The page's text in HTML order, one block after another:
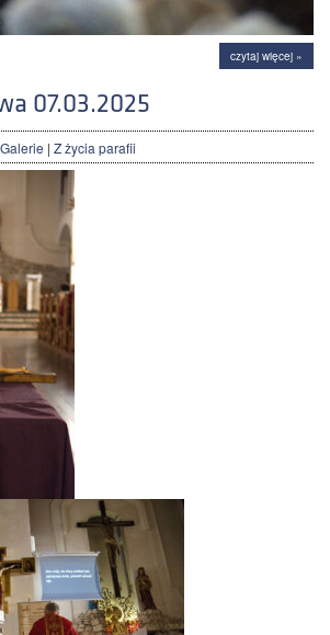
czytaj więcej »
07.03.2025
Galerie | Z życia parafii